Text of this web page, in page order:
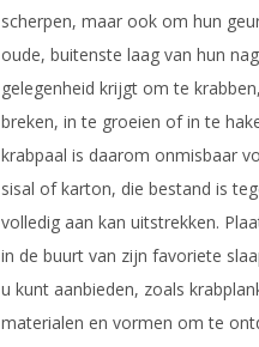
scherpen, maar ook om hun
oude, buitenste laag van hun
gelegenheid krijgt om te
breken, in te groeien of in te
krabpaal is daarom onmisbaar
sisal of karton, die bestand is
volledig aan kan uitstrekken.
in de buurt van zijn favoriete
u kunt aanbieden, zoals
materialen en vormen om te